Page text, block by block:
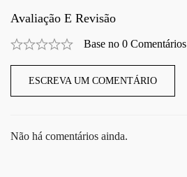
Avaliação E Revisão
Base no 0 Comentários
ESCREVA UM COMENTÁRIO
Não há comentários ainda.